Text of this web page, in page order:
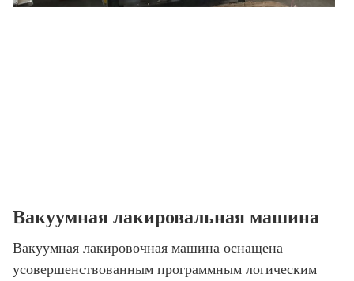
Вакуумная лакировальная машина
Вакуумная лакировочная машина оснащена
усовершенствованным программным логическим